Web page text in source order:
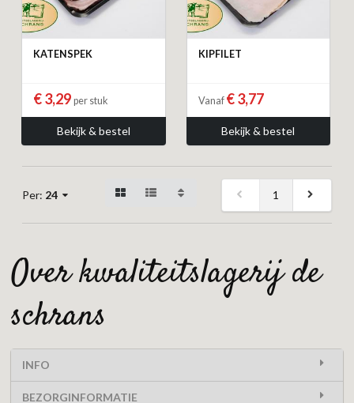
KATENSPEK
€ 3,29 per stuk
Bekijk & bestel
KIPFILET
Vanaf € 3,77
Bekijk & bestel
Per: 24 1
over kwaliteitslagerij de
schrans
INFO
BEZORGINFORMATIE